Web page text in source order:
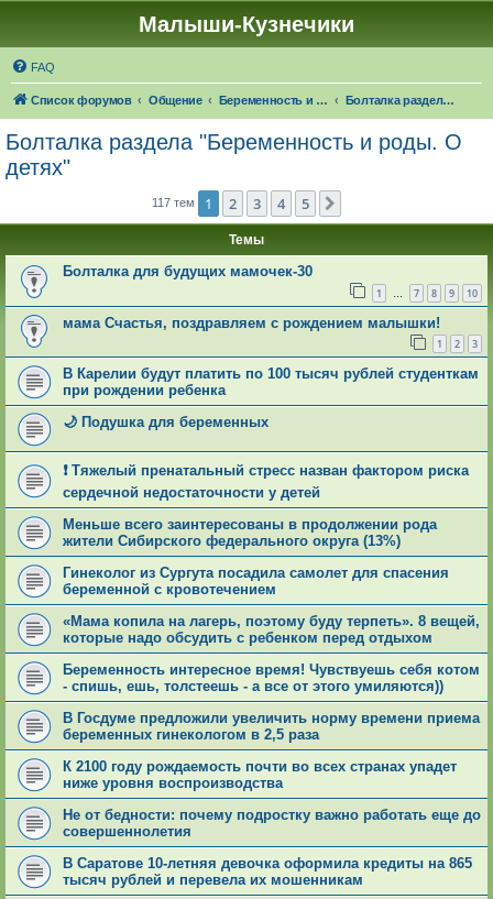
Малыши-Кузнечики
FAQ
Список форумов Общение Беременность и роды. О детях Болталка раздела "Беременность и роды. О детях"
Болталка раздела "Беременность и роды. О
детях"
117 тем 1 2 3 4 5
Темы
Болталка для будущих мамочек-30
1 … 7 8 9 10
мама Счастья, поздравляем с рождением малышки!
1 2 3
В Карелии будут платить по 100 тысяч рублей студенткам
при рождении ребенка
🌙 Подушка для беременных
❗ Тяжелый пренатальный стресс назван фактором риска
сердечной недостаточности у детей
Меньше всего заинтересованы в продолжении рода
жители Сибирского федерального округа (13%)
Гинеколог из Сургута посадила самолет для спасения
беременной с кровотечением
«Мама копила на лагерь, поэтому буду терпеть». 8 вещей,
которые надо обсудить с ребенком перед отдыхом
Беременность интересное время! Чувствуешь себя котом
- спишь, ешь, толстеешь - а все от этого умиляются))
В Госдуме предложили увеличить норму времени приема
беременных гинекологом в 2,5 раза
К 2100 году рождаемость почти во всех странах упадет
ниже уровня воспроизводства
Не от бедности: почему подростку важно работать еще до
совершеннолетия
В Саратове 10-летняя девочка оформила кредиты на 865
тысяч рублей и перевела их мошенникам